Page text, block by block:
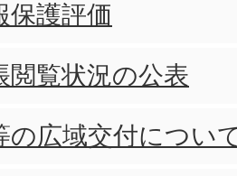
保護評価
閲覧状況の公表
の広域交付につい